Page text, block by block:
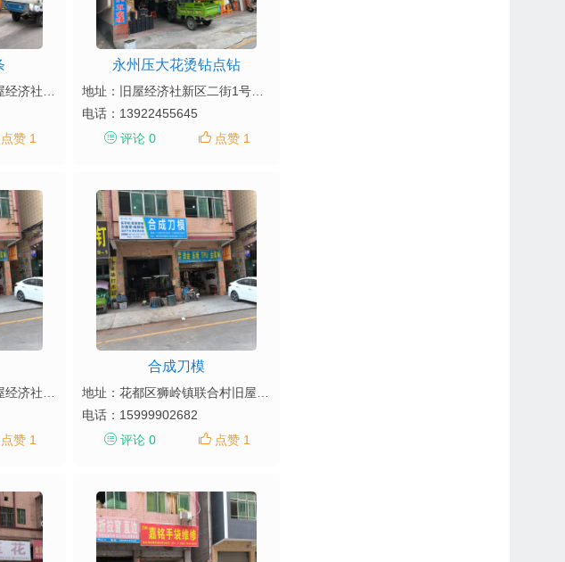
点赞 1
永州压大花烫钻点钻
电话： 13922455645
评论 0
点赞 1
点赞 1
合成刀模
电话： 15999902682
评论 0
点赞 1